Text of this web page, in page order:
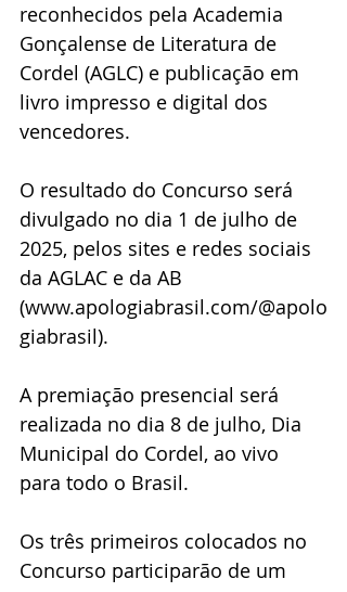
reconhecidos pela Academia
Gonçalense de Literatura de
Cordel (AGLC) e publicação em
livro impresso e digital dos
vencedores.
O resultado do Concurso será
divulgado no dia 1 de julho de
2025, pelos sites e redes sociais
da AGLAC e da AB
(www.apologiabrasil.com/@apolo
giabrasil).
A premiação presencial será
realizada no dia 8 de julho, Dia
Municipal do Cordel, ao vivo
para todo o Brasil.
Os três primeiros colocados no
Concurso participarão de um